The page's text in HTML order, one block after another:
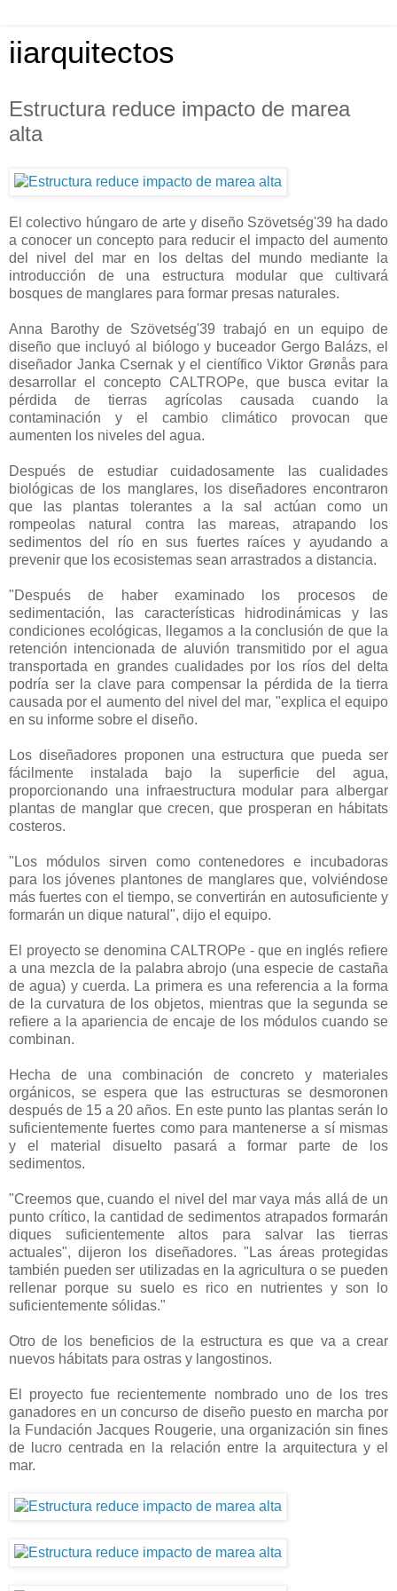
iiarquitectos
Estructura reduce impacto de marea
alta
El colectivo húngaro de arte y diseño Szövetség'39 ha dado
a conocer un concepto para reducir el impacto del aumento
del nivel del mar en los deltas del mundo mediante la
introducción de una estructura modular que cultivará
bosques de manglares para formar presas naturales.
Anna Barothy de Szövetség'39 trabajó en un equipo de
diseño que incluyó al biólogo y buceador Gergo Balázs, el
diseñador Janka Csernak y el científico Viktor Grønås para
desarrollar el concepto CALTROPe, que busca evitar la
pérdida de tierras agrícolas causada cuando la
contaminación y el cambio climático provocan que
aumenten los niveles del agua.
Después de estudiar cuidadosamente las cualidades
biológicas de los manglares, los diseñadores encontraron
que las plantas tolerantes a la sal actúan como un
rompeolas natural contra las mareas, atrapando los
sedimentos del río en sus fuertes raíces y ayudando a
prevenir que los ecosistemas sean arrastrados a distancia.
"Después de haber examinado los procesos de
sedimentación, las características hidrodinámicas y las
condiciones ecológicas, llegamos a la conclusión de que la
retención intencionada de aluvión transmitido por el agua
transportada en grandes cualidades por los ríos del delta
podría ser la clave para compensar la pérdida de la tierra
causada por el aumento del nivel del mar, "explica el equipo
en su informe sobre el diseño.
Los diseñadores proponen una estructura que pueda ser
fácilmente instalada bajo la superficie del agua,
proporcionando una infraestructura modular para albergar
plantas de manglar que crecen, que prosperan en hábitats
costeros.
"Los módulos sirven como contenedores e incubadoras
para los jóvenes plantones de manglares que, volviéndose
más fuertes con el tiempo, se convertirán en autosuficiente y
formarán un dique natural", dijo el equipo.
El proyecto se denomina CALTROPe - que en inglés refiere
a una mezcla de la palabra abrojo (una especie de castaña
de agua) y cuerda. La primera es una referencia a la forma
de la curvatura de los objetos, mientras que la segunda se
refiere a la apariencia de encaje de los módulos cuando se
combinan.
Hecha de una combinación de concreto y materiales
orgánicos, se espera que las estructuras se desmoronen
después de 15 a 20 años. En este punto las plantas serán lo
suficientemente fuertes como para mantenerse a sí mismas
y el material disuelto pasará a formar parte de los
sedimentos.
"Creemos que, cuando el nivel del mar vaya más allá de un
punto crítico, la cantidad de sedimentos atrapados formarán
diques suficientemente altos para salvar las tierras
actuales", dijeron los diseñadores. "Las áreas protegidas
también pueden ser utilizadas en la agricultura o se pueden
rellenar porque su suelo es rico en nutrientes y son lo
suficientemente sólidas."
Otro de los beneficios de la estructura es que va a crear
nuevos hábitats para ostras y langostinos.
El proyecto fue recientemente nombrado uno de los tres
ganadores en un concurso de diseño puesto en marcha por
la Fundación Jacques Rougerie, una organización sin fines
de lucro centrada en la relación entre la arquitectura y el
mar.